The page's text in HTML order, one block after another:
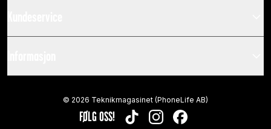
FØLG OSS! TIKTOKINSTAGRAMFACEBOOK
© 2026 Teknikmagasinet (PhoneLife AB)